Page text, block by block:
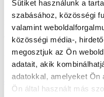
Sütiket használunk a
szabásához, közösségi
valamint
közösségi média-,
megosztjuk az Ön
adatait, akik
adatokkal, amelyeket Ön
Ön által használt más
A semleges földszínek
krémszínű, bézs vagy
elegáns és kifinomult
A finom pasztellszínű
hoznak létre. A világoszöld, a
nyugodt megjelenést teremt,
ellátott műfenyőt díszít.